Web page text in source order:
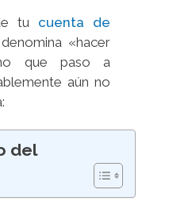
tu cuenta de
«hacer
que paso a
aún no
del